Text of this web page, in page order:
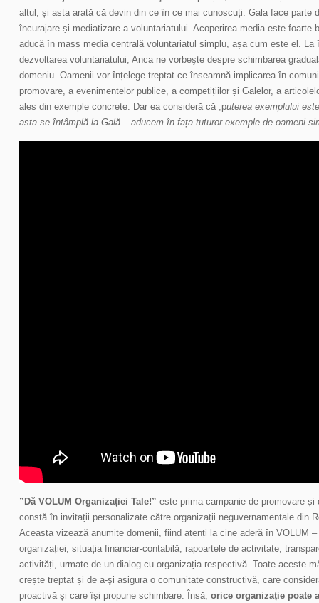
altul, și asta arată că devin din ce în ce mai cunoscuți. Gala face parte
încurajare și mediatizare a voluntariatului. Acoperirea media este foarte
aducă în mass media centrală voluntariatul simplu, așa cum este el. La
dezvoltarea voluntariatului, Anca ne vorbeşte despre schimbarea
domeniu. Oamenii vor înțelege treptat ce înseamnă implicarea în
promovare, a evenimentelor publice, a competițiilor și Galelor, a
ales din exemple concrete. Dar ea consideră că „puterea exemplului
asta se întâmplă la Gală – aducem în fața tuturor exemple de oameni
”Dă VOLUM Organizației Tale!” este prima campanie de promovare
constă în invitații personalizate către organizații neguvernamentale din
Aceasta vizează anumite domenii, fiind atenți la cine aderă în VOLUM
organizației, situația financiar-contabilă, rapoartele de activitate,
activități, urmate de un dialog cu organizația respectivă. Toate aceste
crește treptat și de a-şi asigura o comunitate constructivă, care
proactivă și care își propune schimbare. Însă, orice organizație poate